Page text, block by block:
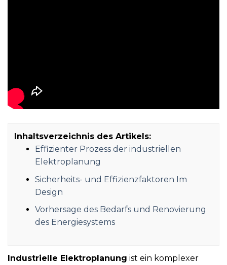
Inhaltsverzeichnis des Artikels:
Effizienter Prozess der industriellen
Elektroplanung
Sicherheits- und Effizienzfaktoren Im
Design
Vorhersage des Bedarfs und Renovierung
des Energiesystems
Industrielle Elektroplanung ist ein komplexer